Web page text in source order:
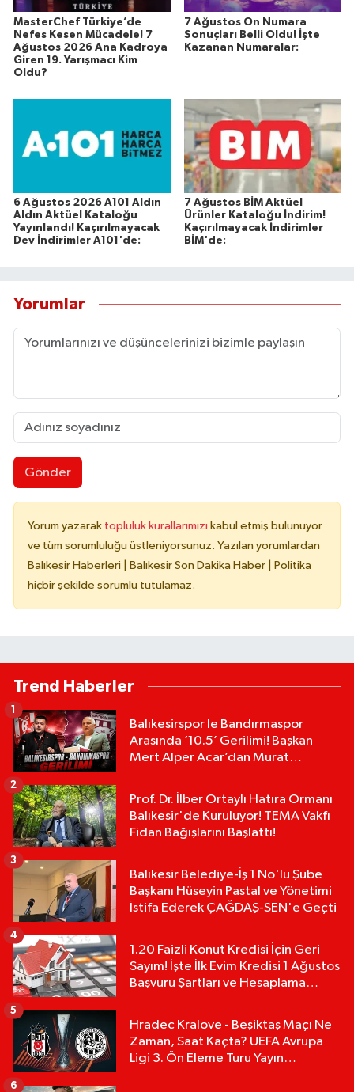
MasterChef Türkiye’de
Nefes Kesen Mücadele! 7
Ağustos 2026 Ana Kadroya
Giren 19. Yarışmacı Kim
Oldu?
7 Ağustos On Numara
Sonuçları Belli Oldu! İşte
Kazanan Numaralar:
6 Ağustos 2026 A101 Aldın
Aldın Aktüel Kataloğu
Yayınlandı! Kaçırılmayacak
Dev İndirimler A101'de:
7 Ağustos BİM Aktüel
Ürünler Kataloğu İndirim!
Kaçırılmayacak İndirimler
BİM'de:
Yorumlar
Gönder
Yorum yazarak topluluk kurallarımızı kabul etmiş bulunuyor
ve tüm sorumluluğu üstleniyorsunuz. Yazılan yorumlardan
Balıkesir Haberleri | Balıkesir Son Dakika Haber | Politika
hiçbir şekilde sorumlu tutulamaz.
Trend Haberler
Balıkesirspor le Bandırmaspor
Arasında ‘10.5’ Gerilimi! Başkan
Mert Alper Acar’dan Murat
1
Prof. Dr. İlber Ortaylı Hatıra Ormanı
Balıkesir'de Kuruluyor! TEMA Vakfı
Fidan Bağışlarını Başlattı!
2
Balıkesir Belediye-İş 1 No'lu Şube
Başkanı Hüseyin Pastal ve Yönetimi
İstifa Ederek ÇAĞDAŞ-SEN'e Geçti
3
1.20 Faizli Konut Kredisi İçin Geri
Sayım! İşte İlk Evim Kredisi 1 Ağustos
Başvuru Şartları ve Hesaplama
4
Hradec Kralove - Beşiktaş Maçı Ne
Zaman, Saat Kaçta? UEFA Avrupa
Ligi 3. Ön Eleme Turu Yayın
5
6